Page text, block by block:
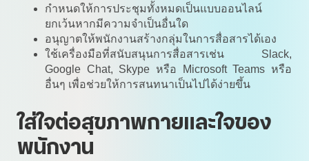
กำหนดให้การประชุมทั้งหมดเป็นแบบออนไลน์
ยกเว้นหากมีความจำเป็นอื่นใด
อนุญาตให้พนักงานสร้างกลุ่มในการสื่อสารได้เอง
ใช้เครื่องมือที่สนับสนุนการสื่อสารเช่น Slack,
Google Chat, Skype หรือ Microsoft Teams หรือ
อื่นๆ เพื่อช่วยให้การสนทนาเป็นไปได้ง่ายขึ้น
ใส่ใจต่อสุขภาพกายและใจของ
พนักงาน